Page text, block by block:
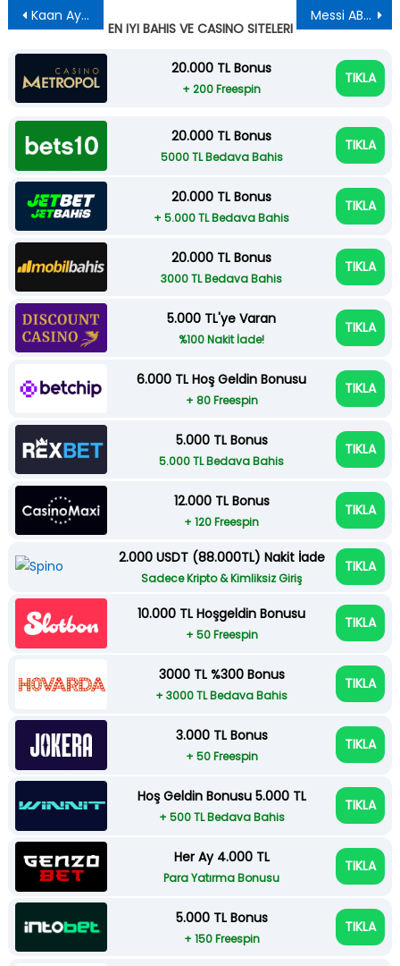
Yazı
gezinmesi
Kaan Ayhan’ın Mucize Golü: Türkiye ABD Karşısında Onur Mücadelesini Kazandı Messi ABD Güvenliğini Gülerek Karşıladı
EN IYI BAHIS VE CASINO SITELERI
20.000 TL Bonus
+ 200 Freespin
TIKLA
20.000 TL Bonus
5000 TL Bedava Bahis
TIKLA
20.000 TL Bonus
+ 5.000 TL Bedava Bahis
TIKLA
20.000 TL Bonus
3000 TL Bedava Bahis
TIKLA
5.000 TL'ye Varan
%100 Nakit İade!
TIKLA
6.000 TL Hoş Geldin Bonusu
+ 80 Freespin
TIKLA
5.000 TL Bonus
5.000 TL Bedava Bahis
TIKLA
12.000 TL Bonus
+ 120 Freespin
TIKLA
2.000 USDT (88.000TL) Nakit İade
Sadece Kripto & Kimliksiz Giriş
TIKLA
10.000 TL Hoşgeldin Bonusu
+ 50 Freespin
TIKLA
3000 TL %300 Bonus
+ 3000 TL Bedava Bahis
TIKLA
3.000 TL Bonus
+ 50 Freespin
TIKLA
Hoş Geldin Bonusu 5.000 TL
+ 500 TL Bedava Bahis
TIKLA
Her Ay 4.000 TL
Para Yatırma Bonusu
TIKLA
5.000 TL Bonus
+ 150 Freespin
TIKLA